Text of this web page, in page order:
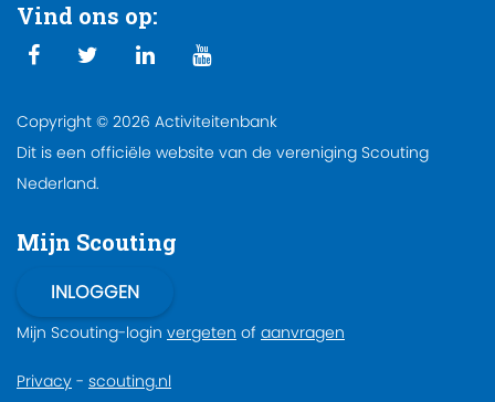
Vind ons op:
Copyright © 2026 Activiteitenbank
Dit is een officiële website van de vereniging Scouting
Nederland.
Mijn Scouting
Mijn Scouting-login vergeten of aanvragen
Privacy - scouting.nl